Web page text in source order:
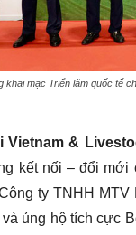
khai mạc Triển lãm quốc tế
Vietnam &
kết nối – đổi mới
ty TNHH
ủng hộ tích cực